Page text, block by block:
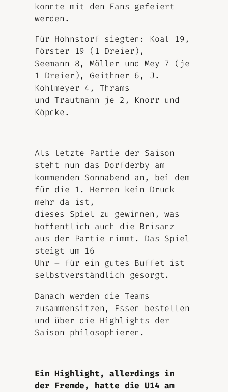
konnte mit den Fans gefeiert
werden.
Für Hohnstorf siegten: Koal 19,
Förster 19 (1 Dreier),
Seemann 8, Möller und Mey 7 (je
1 Dreier), Geithner 6, J.
Kohlmeyer 4, Thrams
und Trautmann je 2, Knorr und
Köpcke.
Als letzte Partie der Saison
steht nun das Dorfderby am
kommenden Sonnabend an, bei dem
für die 1. Herren kein Druck
mehr da ist,
dieses Spiel zu gewinnen, was
hoffentlich auch die Brisanz
aus der Partie nimmt. Das Spiel
steigt um 16
Uhr – für ein gutes Buffet ist
selbstverständlich gesorgt.
Danach werden die Teams
zusammensitzen, Essen bestellen
und über die Highlights der
Saison philosophieren.
Ein Highlight, allerdings in
der Fremde, hatte die U14 am